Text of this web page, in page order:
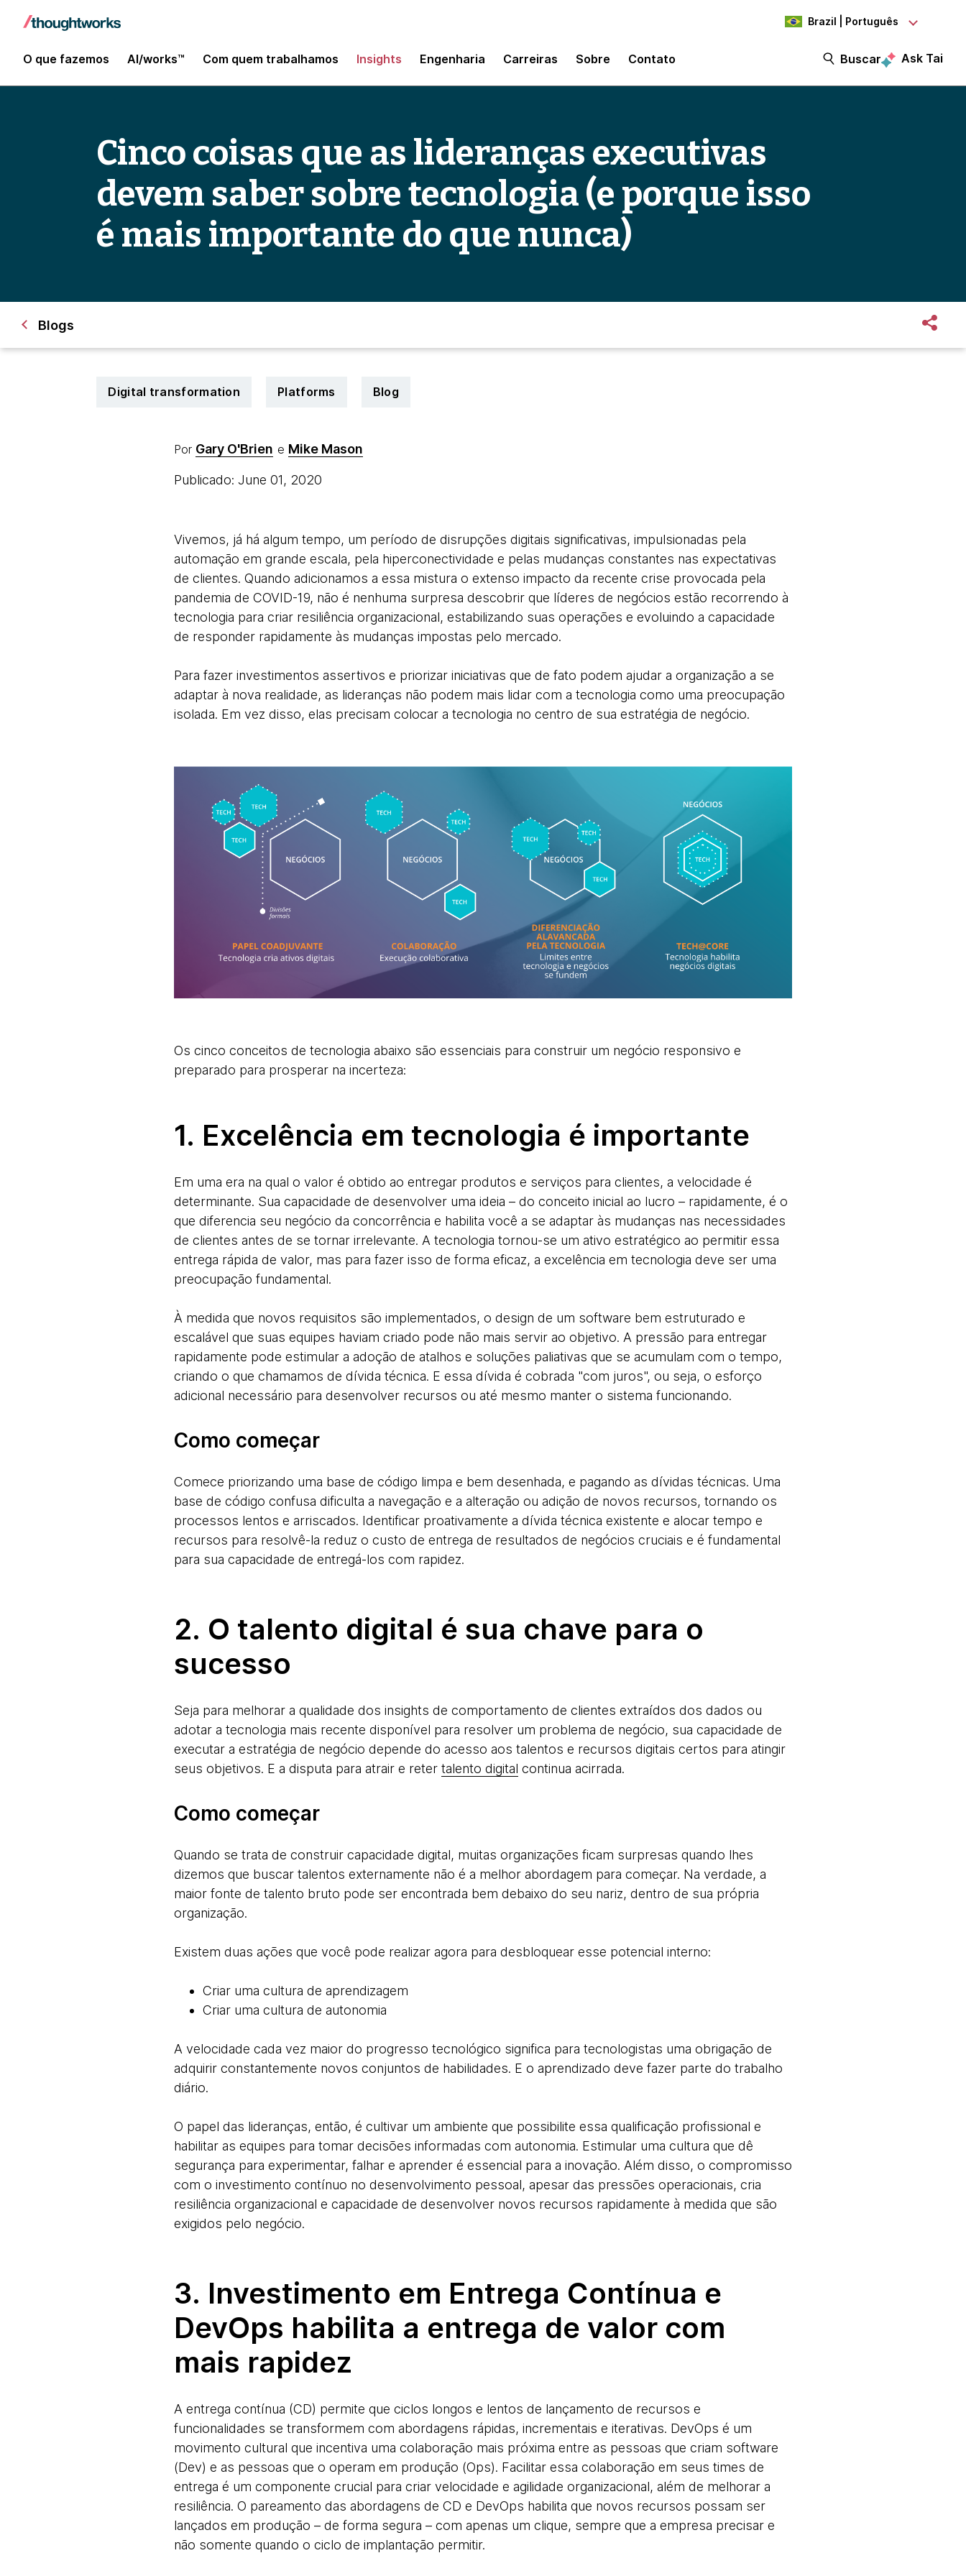
Brazil | Português
O que fazemos AI/works™ Com quem trabalhamos Insights Engenharia Carreiras Sobre Contato Buscar Ask Tai
Cinco coisas que as lideranças executivas
devem saber sobre tecnologia (e porque isso
é mais importante do que nunca)
Blogs
Digital transformation Platforms Blog
Por Gary O'Brien e Mike Mason
Publicado: June 01, 2020
Vivemos, já há algum tempo, um período de disrupções digitais significativas, impulsionadas pela
automação em grande escala, pela hiperconectividade e pelas mudanças constantes nas expectativas
de clientes. Quando adicionamos a essa mistura o extenso impacto da recente crise provocada pela
pandemia de COVID-19, não é nenhuma surpresa descobrir que líderes de negócios estão recorrendo à
tecnologia para criar resiliência organizacional, estabilizando suas operações e evoluindo a capacidade
de responder rapidamente às mudanças impostas pelo mercado.
Para fazer investimentos assertivos e priorizar iniciativas que de fato podem ajudar a organização a se
adaptar à nova realidade, as lideranças não podem mais lidar com a tecnologia como uma preocupação
isolada. Em vez disso, elas precisam colocar a tecnologia no centro de sua estratégia de negócio.
Os cinco conceitos de tecnologia abaixo são essenciais para construir um negócio responsivo e
preparado para prosperar na incerteza:
1. Excelência em tecnologia é importante
Em uma era na qual o valor é obtido ao entregar produtos e serviços para clientes, a velocidade é
determinante. Sua capacidade de desenvolver uma ideia – do conceito inicial ao lucro – rapidamente, é o
que diferencia seu negócio da concorrência e habilita você a se adaptar às mudanças nas necessidades
de clientes antes de se tornar irrelevante. A tecnologia tornou-se um ativo estratégico ao permitir essa
entrega rápida de valor, mas para fazer isso de forma eficaz, a excelência em tecnologia deve ser uma
preocupação fundamental.
À medida que novos requisitos são implementados, o design de um software bem estruturado e
escalável que suas equipes haviam criado pode não mais servir ao objetivo. A pressão para entregar
rapidamente pode estimular a adoção de atalhos e soluções paliativas que se acumulam com o tempo,
criando o que chamamos de dívida técnica. E essa dívida é cobrada "com juros", ou seja, o esforço
adicional necessário para desenvolver recursos ou até mesmo manter o sistema funcionando.
Como começar
Comece priorizando uma base de código limpa e bem desenhada, e pagando as dívidas técnicas. Uma
base de código confusa dificulta a navegação e a alteração ou adição de novos recursos, tornando os
processos lentos e arriscados. Identificar proativamente a dívida técnica existente e alocar tempo e
recursos para resolvê-la reduz o custo de entrega de resultados de negócios cruciais e é fundamental
para sua capacidade de entregá-los com rapidez.
2. O talento digital é sua chave para o
sucesso
Seja para melhorar a qualidade dos insights de comportamento de clientes extraídos dos dados ou
adotar a tecnologia mais recente disponível para resolver um problema de negócio, sua capacidade de
executar a estratégia de negócio depende do acesso aos talentos e recursos digitais certos para atingir
seus objetivos. E a disputa para atrair e reter talento digital continua acirrada.
Como começar
Quando se trata de construir capacidade digital, muitas organizações ficam surpresas quando lhes
dizemos que buscar talentos externamente não é a melhor abordagem para começar. Na verdade, a
maior fonte de talento bruto pode ser encontrada bem debaixo do seu nariz, dentro de sua própria
organização.
Existem duas ações que você pode realizar agora para desbloquear esse potencial interno:
Criar uma cultura de aprendizagem
Criar uma cultura de autonomia
A velocidade cada vez maior do progresso tecnológico significa para tecnologistas uma obrigação de
adquirir constantemente novos conjuntos de habilidades. E o aprendizado deve fazer parte do trabalho
diário.
O papel das lideranças, então, é cultivar um ambiente que possibilite essa qualificação profissional e
habilitar as equipes para tomar decisões informadas com autonomia. Estimular uma cultura que dê
segurança para experimentar, falhar e aprender é essencial para a inovação. Além disso, o compromisso
com o investimento contínuo no desenvolvimento pessoal, apesar das pressões operacionais, cria
resiliência organizacional e capacidade de desenvolver novos recursos rapidamente à medida que são
exigidos pelo negócio.
3. Investimento em Entrega Contínua e
DevOps habilita a entrega de valor com
mais rapidez
A entrega contínua (CD) permite que ciclos longos e lentos de lançamento de recursos e
funcionalidades se transformem com abordagens rápidas, incrementais e iterativas. DevOps é um
movimento cultural que incentiva uma colaboração mais próxima entre as pessoas que criam software
(Dev) e as pessoas que o operam em produção (Ops). Facilitar essa colaboração em seus times de
entrega é um componente crucial para criar velocidade e agilidade organizacional, além de melhorar a
resiliência. O pareamento das abordagens de CD e DevOps habilita que novos recursos possam ser
lançados em produção – de forma segura – com apenas um clique, sempre que a empresa precisar e
não somente quando o ciclo de implantação permitir.